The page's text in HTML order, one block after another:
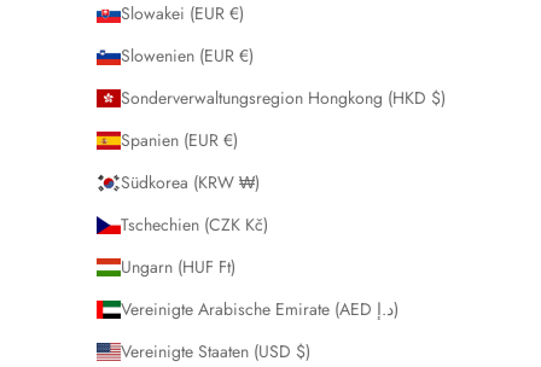
Slowakei (EUR €)
Slowenien (EUR €)
Sonderverwaltungsregion Hongkong (HKD $)
Spanien (EUR €)
Südkorea (KRW ₩)
Tschechien (CZK Kč)
Ungarn (HUF Ft)
Vereinigte Arabische Emirate (AED د.إ)
Vereinigte Staaten (USD $)